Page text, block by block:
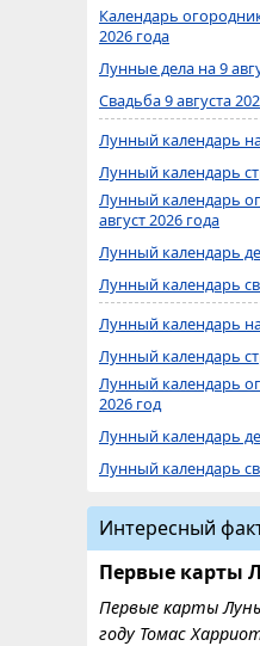
Календарь
2026 года
Лунные дела на 9
Свадьба 9 августа
Лунный календарь на
Лунный календарь
Лунный календарь
август 2026 года
Лунный календарь
Лунный календарь
Лунный календарь
Лунный календарь
Лунный календарь
2026 год
Лунный календарь
Лунный календарь
Интересный
Первые карты
Первые карты
году Томас